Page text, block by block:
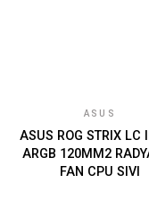
ASUS
ASUS ROG STRIX LC
ARGB 120MM2
FAN CPU SIVI